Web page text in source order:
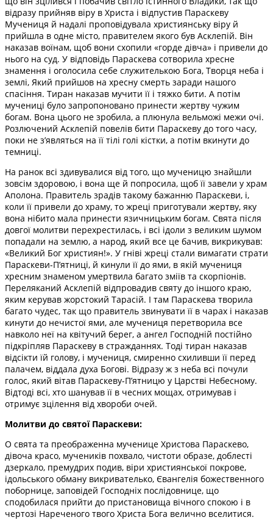
відразу прийняв віру в Христа і відпустив Параскеву
Мучениця й надалі проповідувала християнську віру й
прийшла в одне місто, правителем якого був Асклепій. Він
наказав воїнам, щоб вони схопили «горде дівча» і привели до
нього на суд. У відповідь Параскева сотворила хресне
знамення і оголосила себе служителькою Бога, Творця неба і
землі, Який прийшов на хресну смерть заради нашого
спасіння. Тиран наказав мучити її і тяжко бити. А потім
мучениці було запропоновано принести жертву чужим
богам. Вона цього не зробила, а плюнула вельможі межи очі.
Розлючений Асклепій повелів бити Параскеву до того часу,
поки не з’являться на її тілі голі кістки, а потім вкинути до
темниці.
На ранок всі здивувалися від того, що мученицю знайшли
зовсім здоровою, і вона ще й попросила, щоб її завели у храм
Аполона. Правитель зрадів такому бажанню Параскеви, і,
коли її привели до храму, то жреці приготували жертву, яку
вона нібито мала принести язичницьким богам. Свята після
довгої молитви перехрестилась, і всі ідоли з великим шумом
попадали на землю, а народ, який все це бачив, викрикував:
«Великий Бог християн!». У гніві жреці стали вимагати страти
Параскеви-П’ятниці, й кинули її до ями, в якій мучениця
хресним знаменом умертвила багато зміїв та скорпіонів.
Переляканий Асклепій відпровадив святу до іншого краю,
яким керував жорстокий Тарасій. І там Параскева творила
багато чудес, так що правитель звинувати її в чарах і наказав
кинути до нечистої ями, але мучениця перетворила все
навколо неї на квітучий берег, а ангел Господній постійно
підкріпляв Параскеву в стражданнях. Тоді тиран наказав
відсікти їй голову, і мучениця, смиренно схиливши її перед
палачем, віддала духа Богові. Відразу ж з неба всі почули
голос, який вітав Параскеву-П’ятницю у Царстві Небесному.
Відтоді всі, хто шанував її в чесних мощах, отримував і
отримує зцілення від хвороби очей.
Молитви до святої Параскеви:
О свята та преображенна мученице Христова Параскево,
дівоча красо, мучеників похвало, чистоти образе, доблесті
дзеркало, премудрих подив, віри християнської покрове,
ідольського обману викривателько, Євангелія божественного
поборнице, заповідей Господніх послідовнице, що
сподобилася прийти до пристановища вічного спокою і в
чертозі Нареченого твого Христа Бога велично вселитися.